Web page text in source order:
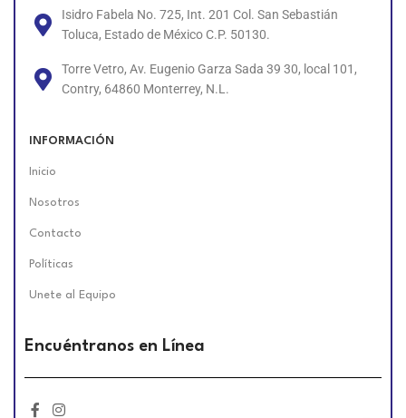
Isidro Fabela No. 725, Int. 201 Col. San Sebastián
Toluca, Estado de México C.P. 50130.
Torre Vetro, Av. Eugenio Garza Sada 39 30, local 101,
Contry, 64860 Monterrey, N.L.
INFORMACIÓN
Inicio
Nosotros
Contacto
Políticas
Unete al Equipo
Encuéntranos en Línea